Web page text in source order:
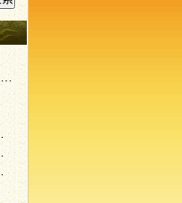
不要问“病从何来”?只需问“治向何去”?